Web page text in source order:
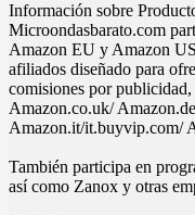
Información sobre
Microondasbarato.com
Amazon EU y Amazon
afiliados diseñado para
comisiones por
Amazon.co.uk/
Amazon.it/it.buyvip.com/
También participa en
así como Zanox y otras